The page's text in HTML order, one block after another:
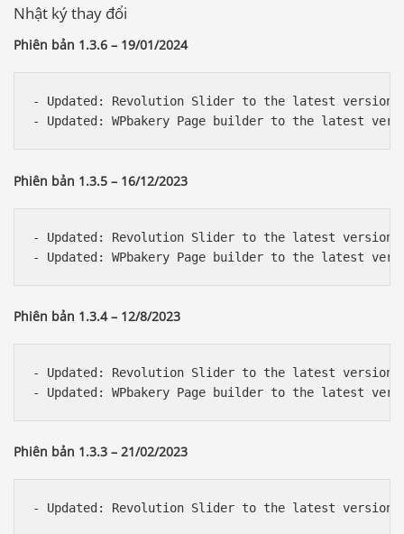
Nhật ký thay đổi
Phiên bản 1.3.6 – 19/01/2024
- Updated: Revolution Slider to the latest version
Phiên bản 1.3.5 – 16/12/2023
- Updated: Revolution Slider to the latest version
Phiên bản 1.3.4 – 12/8/2023
- Updated: Revolution Slider to the latest version
Phiên bản 1.3.3 – 21/02/2023
- Updated: Revolution Slider to the latest version